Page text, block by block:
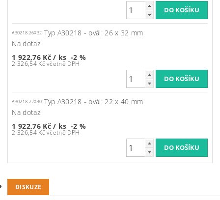
A30218 26X32 Typ A30218 - ovál: 26 x 32 mm
Na dotaz
1 922,76 Kč/ ks
2 326,54 Kč včetně DPH
-2 %
A30218 22X40 Typ A30218 - ovál: 22 x 40 mm
Na dotaz
1 922,76 Kč/ ks
2 326,54 Kč včetně DPH
-2 %
DISKUZE